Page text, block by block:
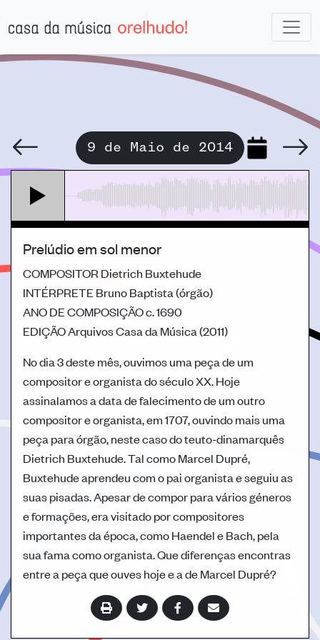
9 de Maio de 2014
Prelúdio em sol menor
COMPOSITOR Dietrich Buxtehude
INTÉRPRETE Bruno Baptista (órgão)
ANO DE COMPOSIÇÃOc. 1690
EDIÇÃOArquivos Casa da Música (2011)
No dia 3 deste mês, ouvimos uma peça de um
compositor e organista do século XX. Hoje
assinalamos a data de falecimento de um outro
compositor e organista, em 1707, ouvindo mais uma
peça para órgão, neste caso do teuto-dinamarquês
Dietrich Buxtehude. Tal como Marcel Dupré,
Buxtehude aprendeu com o pai organista e seguiu as
suas pisadas. Apesar de compor para vários géneros
e formações, era visitado por compositores
importantes da época, como Haendel e Bach, pela
sua fama como organista. Que diferenças encontras
entre a peça que ouves hoje e a de Marcel Dupré?